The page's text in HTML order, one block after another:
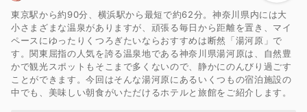
東京駅から約90分、横浜駅から最短で約62分。神奈川県内には大
小さまざまな温泉がありますが、頑張る毎日から距離を置き、マイ
ペースにゆったりくつろぎたいならおすすめは断然「湯河原」で
す。関東屈指の人気を誇る温泉地である神奈川県湯河原は、自然豊
かで観光スポットもそこまで多くないので、静かにのんびり過ごす
ことができます。今回はそんな湯河原にあるいくつもの宿泊施設の
中でも、美味しい朝食がいただけるホテルと旅館をご紹介します。